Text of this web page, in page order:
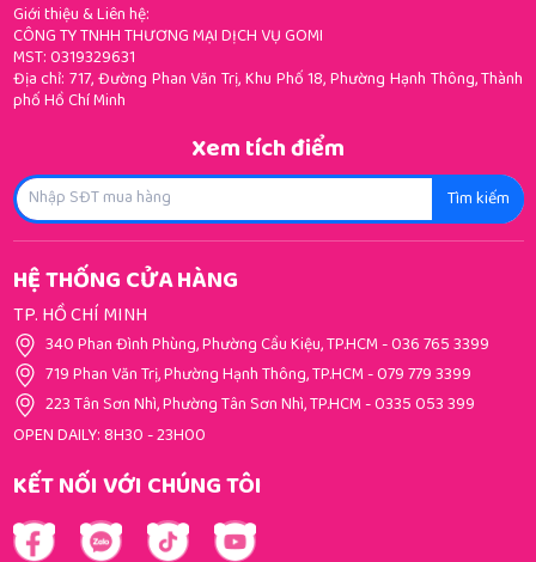
Giới thiệu & Liên hệ:
CÔNG TY TNHH THƯƠNG MẠI DỊCH VỤ GOMI
MST: 0319329631
Địa chỉ: 717, Đường Phan Văn Trị, Khu Phố 18, Phường Hạnh Thông, Thành
phố Hồ Chí Minh
Xem tích điểm
Tìm kiếm
HỆ THỐNG CỬA HÀNG
TP. HỒ CHÍ MINH
340 Phan Đình Phùng, Phường Cầu Kiệu, TP.HCM-036 765 3399
719 Phan Văn Trị, Phường Hạnh Thông, TP.HCM-079 779 3399
223 Tân Sơn Nhì, Phường Tân Sơn Nhì, TP.HCM-0335 053 399
OPEN DAILY: 8H30 - 23H00
KẾT NỐI VỚI CHÚNG TÔI